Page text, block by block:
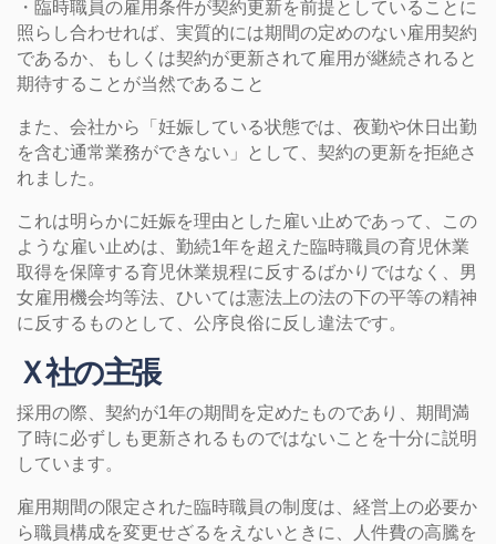
・臨時職員の雇用条件が契約更新を前提としていることに
照らし合わせれば、実質的には期間の定めのない雇用契約
であるか、もしくは契約が更新されて雇用が継続されると
期待することが当然であること
また、会社から「妊娠している状態では、夜勤や休日出勤
を含む通常業務ができない」として、契約の更新を拒絶さ
れました。
これは明らかに妊娠を理由とした雇い止めであって、この
ような雇い止めは、勤続1年を超えた臨時職員の育児休業
取得を保障する育児休業規程に反するばかりではなく、男
女雇用機会均等法、ひいては憲法上の法の下の平等の精神
に反するものとして、公序良俗に反し違法です。
Ｘ社の主張
採用の際、契約が1年の期間を定めたものであり、期間満
了時に必ずしも更新されるものではないことを十分に説明
しています。
雇用期間の限定された臨時職員の制度は、経営上の必要か
ら職員構成を変更せざるをえないときに、人件費の高騰を